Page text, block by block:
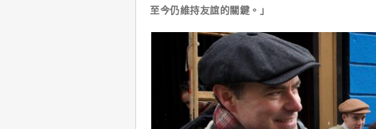
至今仍維持友誼的關鍵。」